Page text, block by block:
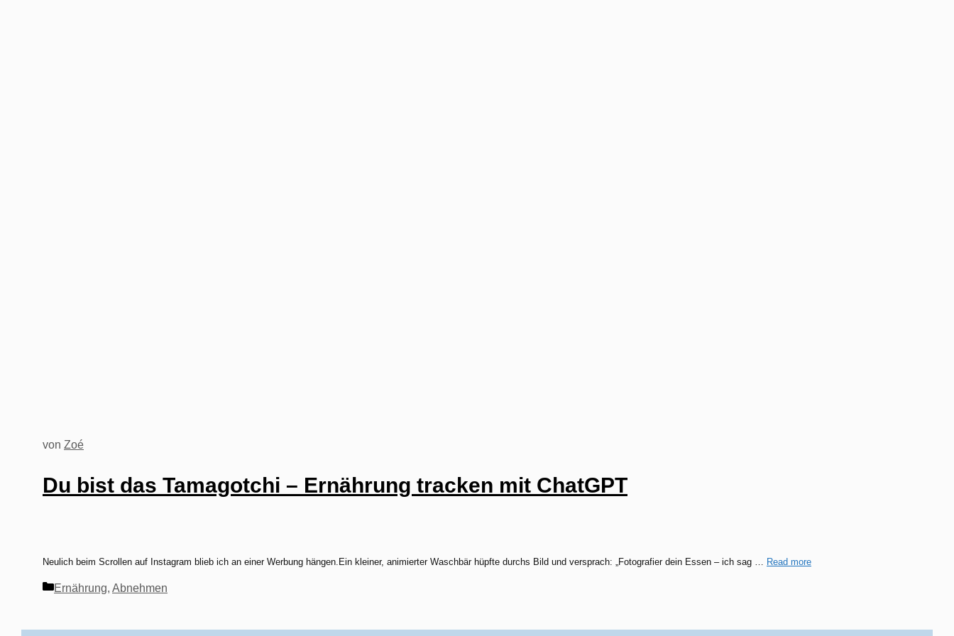
Du bist das Tamagotchi – Ernährung tracken mit ChatGPT
von Zoé
Neulich beim Scrollen auf Instagram blieb ich an einer Werbung hängen.Ein kleiner, animierter Waschbär hüpfte durchs Bild und versprach: „Fotografier dein Essen – ich sag … Read more
Kategorien
Ernährung, Abnehmen